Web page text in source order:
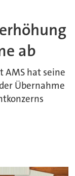
ab
AMS hat seine
Übernahme